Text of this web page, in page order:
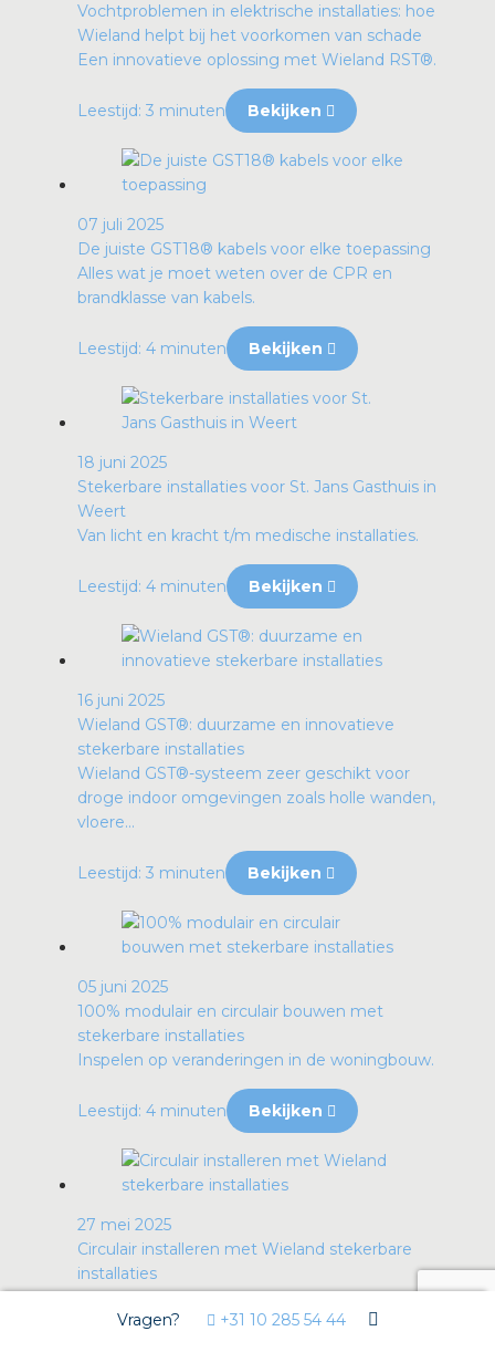
Vochtproblemen in elektrische installaties: hoe
Wieland helpt bij het voorkomen van schade
Een innovatieve oplossing met Wieland RST®.
Leestijd: 3 minuten Bekijken
07 juli 2025
De juiste GST18® kabels voor elke toepassing
Alles wat je moet weten over de CPR en
brandklasse van kabels.
Leestijd: 4 minuten Bekijken
18 juni 2025
Stekerbare installaties voor St. Jans Gasthuis in
Weert
Van licht en kracht t/m medische installaties.
Leestijd: 4 minuten Bekijken
16 juni 2025
Wieland GST®: duurzame en innovatieve
stekerbare installaties
Wieland GST®-systeem zeer geschikt voor
droge indoor omgevingen zoals holle wanden,
vloere...
Leestijd: 3 minuten Bekijken
05 juni 2025
100% modulair en circulair bouwen met
stekerbare installaties
Inspelen op veranderingen in de woningbouw.
Leestijd: 4 minuten Bekijken
27 mei 2025
Circulair installeren met Wieland stekerbare
installaties
veel toegepast in de bouw en winnen steeds...
Vragen? +31 10 285 54 44